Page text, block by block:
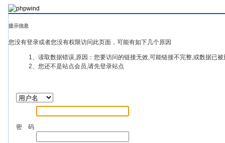
提示信息
您没有登录或者您没有权限访问此页面，可能有如下几个原因
1、读取数据错误,原因：您要访问的链接无效,可能链接不完整,或数据已
2、您还不是站点会员,请先登录站点
密 码